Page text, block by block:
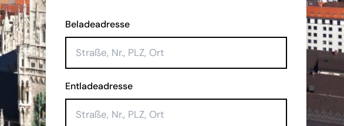
Beladeadresse
Entladeadresse